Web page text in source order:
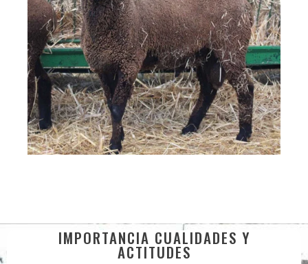
IMPORTANCIA CUALIDADES Y
ACTITUDES